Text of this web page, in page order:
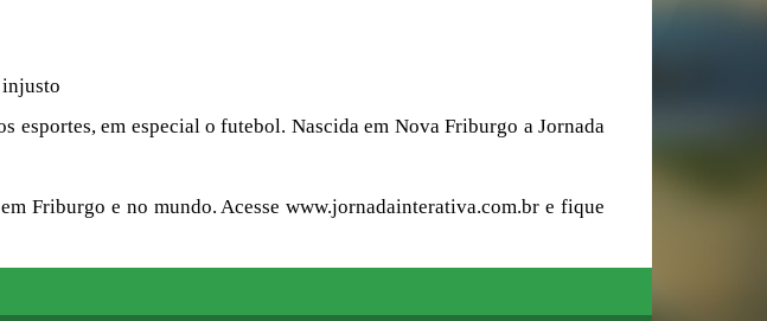
injusto
esportes, em especial o futebol. Nascida em Nova Friburgo a Jornada
Friburgo e no mundo. Acesse www.jornadainterativa.com.br e fique